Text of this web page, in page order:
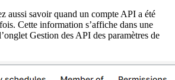
aussi savoir quand un compte API a été
Cette information s’affiche dans une
Gestion des API des paramètres de